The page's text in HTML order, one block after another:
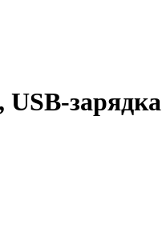
USB-зарядка